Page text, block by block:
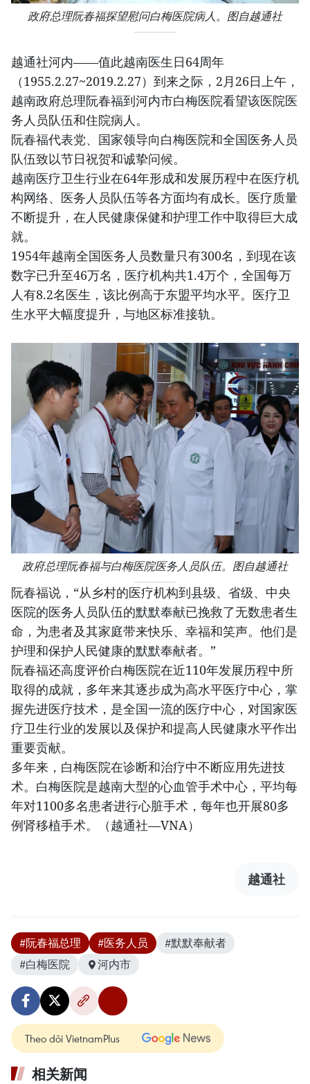
政府总理阮春福探望慰问白梅医院病人。图自越通社
越通社河内——值此越南医生日64周年
（1955.2.27~2019.2.27）到来之际，2月26日上午，
越南政府总理阮春福到河内市白梅医院看望该医院医
务人员队伍和住院病人。
阮春福代表党、国家领导向白梅医院和全国医务人员
队伍致以节日祝贺和诚挚问候。
越南医疗卫生行业在64年形成和发展历程中在医疗机
构网络、医务人员队伍等各方面均有成长。医疗质量
不断提升，在人民健康保健和护理工作中取得巨大成
就。
1954年越南全国医务人员数量只有300名，到现在该
数字已升至46万名，医疗机构共1.4万个，全国每万
人有8.2名医生，该比例高于东盟平均水平。医疗卫
生水平大幅度提升，与地区标准接轨。
政府总理阮春福与白梅医院医务人员队伍。图自越通社
阮春福说，“从乡村的医疗机构到县级、省级、中央
医院的医务人员队伍的默默奉献已挽救了无数患者生
命，为患者及其家庭带来快乐、幸福和笑声。他们是
护理和保护人民健康的默默奉献者。”
阮春福还高度评价白梅医院在近110年发展历程中所
取得的成就，多年来其逐步成为高水平医疗中心，掌
握先进医疗技术，是全国一流的医疗中心，对国家医
疗卫生行业的发展以及保护和提高人民健康水平作出
重要贡献。
多年来，白梅医院在诊断和治疗中不断应用先进技
术。白梅医院是越南大型的心血管手术中心，平均每
年对1100多名患者进行心脏手术，每年也开展80多
例肾移植手术。（越通社—VNA）
越通社
#阮春福总理 #医务人员
#默默奉献者
#白梅医院
河内市
Theo dõi VietnamPlus
相关新闻